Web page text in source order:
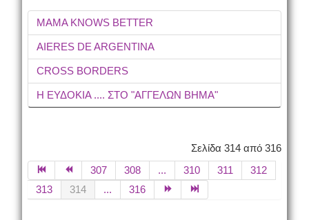
MAMA KNOWS BETTER
AIERES DE ARGENTINA
CROSS BORDERS
Η ΕΥΔΟΚΙΑ .... ΣΤΟ "ΑΓΓΕΛΩΝ ΒΗΜΑ"
Σελίδα 314 από 316
307
308 ... 310 311
312
313
314 ... 316